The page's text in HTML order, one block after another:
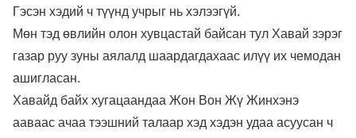
Гэсэн хэдий ч түүнд учрыг нь хэлээгүй.
Мөн тэд өвлийн олон хувцастай байсан тул Хавай зэрэг
газар руу зуны аялалд шаардагдахаас илүү их чемодан
ашигласан.
Хавайд байх хугацаандаа Жон Вон Жү Жинхэнэ
ааваас ачаа тээшний талаар хэд хэдэн удаа асуусан ч